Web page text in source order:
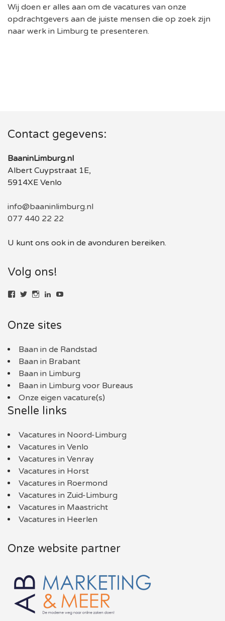
Wij doen er alles aan om de vacatures van onze
opdrachtgevers aan de juiste mensen die op zoek zijn
naar werk in Limburg te presenteren.
Contact gegevens:
BaaninLimburg.nl
Albert Cuypstraat 1E,
5914XE Venlo
info@baaninlimburg.nl
077 440 22 22
U kunt ons ook in de avonduren bereiken.
Volg ons!
Bekijk
baaninlimburg.nl
Bekijk
BaaninLimburgNL
Bekijk
baaninlimburg.nl
LinkedIn
Onze sites
Baan in de Randstad
Baan in Brabant
Baan in Limburg
Baan in Limburg voor Bureaus
Onze eigen vacature(s)
Snelle links
Vacatures in Noord-Limburg
Vacatures in Venlo
Vacatures in Venray
Vacatures in Horst
Vacatures in Roermond
Vacatures in Zuid-Limburg
Vacatures in Maastricht
Vacatures in Heerlen
Onze website partner